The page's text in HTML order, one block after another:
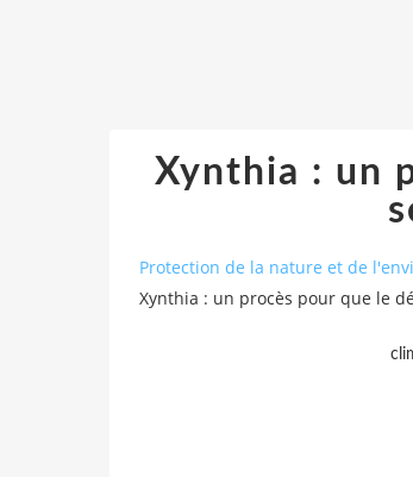
Xynthia : un
Protection de la nature et de
Xynthia : un procès pour que le